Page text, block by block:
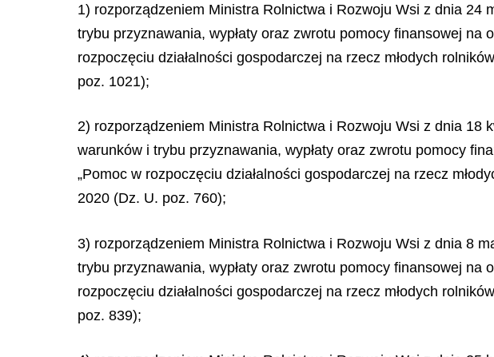
1) rozporządzeniem Ministra Rolnictwa i Rozwoju Wsi z dnia 24
trybu przyznawania, wypłaty oraz zwrotu pomocy finansowej na
rozpoczęciu działalności gospodarczej na rzecz młodych
poz. 1021);
2) rozporządzeniem Ministra Rolnictwa i Rozwoju Wsi z dnia 18
warunków i trybu przyznawania, wypłaty oraz zwrotu pomocy
„Pomoc w rozpoczęciu działalności gospodarczej na rzecz
2020 (Dz. U. poz. 760);
3) rozporządzeniem Ministra Rolnictwa i Rozwoju Wsi z dnia 8
trybu przyznawania, wypłaty oraz zwrotu pomocy finansowej na
rozpoczęciu działalności gospodarczej na rzecz młodych
poz. 839);